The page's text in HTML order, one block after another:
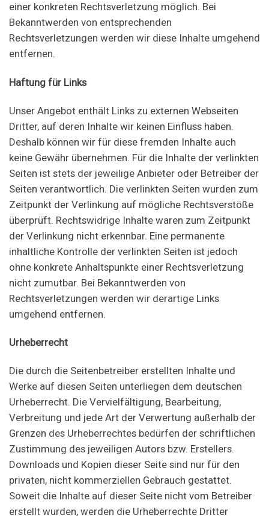
einer konkreten Rechtsverletzung möglich. Bei
Bekanntwerden von entsprechenden
Rechtsverletzungen werden wir diese Inhalte umgehend
entfernen.
Haftung für Links
Unser Angebot enthält Links zu externen Webseiten
Dritter, auf deren Inhalte wir keinen Einfluss haben.
Deshalb können wir für diese fremden Inhalte auch
keine Gewähr übernehmen. Für die Inhalte der verlinkten
Seiten ist stets der jeweilige Anbieter oder Betreiber der
Seiten verantwortlich. Die verlinkten Seiten wurden zum
Zeitpunkt der Verlinkung auf mögliche Rechtsverstöße
überprüft. Rechtswidrige Inhalte waren zum Zeitpunkt
der Verlinkung nicht erkennbar. Eine permanente
inhaltliche Kontrolle der verlinkten Seiten ist jedoch
ohne konkrete Anhaltspunkte einer Rechtsverletzung
nicht zumutbar. Bei Bekanntwerden von
Rechtsverletzungen werden wir derartige Links
umgehend entfernen.
Urheberrecht
Die durch die Seitenbetreiber erstellten Inhalte und
Werke auf diesen Seiten unterliegen dem deutschen
Urheberrecht. Die Vervielfältigung, Bearbeitung,
Verbreitung und jede Art der Verwertung außerhalb der
Grenzen des Urheberrechtes bedürfen der schriftlichen
Zustimmung des jeweiligen Autors bzw. Erstellers.
Downloads und Kopien dieser Seite sind nur für den
privaten, nicht kommerziellen Gebrauch gestattet.
Soweit die Inhalte auf dieser Seite nicht vom Betreiber
erstellt wurden, werden die Urheberrechte Dritter